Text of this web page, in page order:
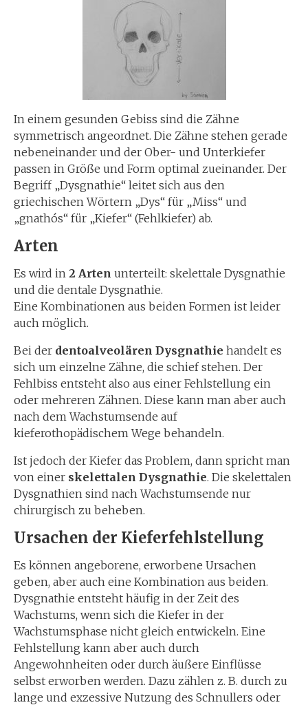
In einem gesunden Gebiss sind die Zähne
symmetrisch angeordnet. Die Zähne stehen gerade
nebeneinander und der Ober- und Unterkiefer
passen in Größe und Form optimal zueinander. Der
Begriff „Dysgnathie“ leitet sich aus den
griechischen Wörtern „Dys“ für „Miss“ und
„gnathós“ für „Kiefer“ (Fehlkiefer) ab.
Arten
Es wird in 2 Arten unterteilt: skelettale Dysgnathie
und die dentale Dysgnathie.
Eine Kombinationen aus beiden Formen ist leider
auch möglich.
Bei der dentoalveolären Dysgnathie handelt es
sich um einzelne Zähne, die schief stehen. Der
Fehlbiss entsteht also aus einer Fehlstellung ein
oder mehreren Zähnen. Diese kann man aber auch
nach dem Wachstumsende auf
kieferothopädischem Wege behandeln.
Ist jedoch der Kiefer das Problem, dann spricht man
von einer skelettalen Dysgnathie. Die skelettalen
Dysgnathien sind nach Wachstumsende nur
chirurgisch zu beheben.
Ursachen der Kieferfehlstellung
Es können angeborene, erworbene Ursachen
geben, aber auch eine Kombination aus beiden.
Dysgnathie entsteht häufig in der Zeit des
Wachstums, wenn sich die Kiefer in der
Wachstumsphase nicht gleich entwickeln. Eine
Fehlstellung kann aber auch durch
Angewohnheiten oder durch äußere Einflüsse
selbst erworben werden. Dazu zählen z. B. durch zu
lange und exzessive Nutzung des Schnullers oder